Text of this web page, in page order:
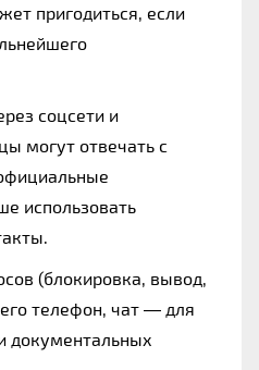
пригодиться, если
соцсети и
могут отвечать с
использовать
(блокировка, вывод,
телефон, чат — для
документальных